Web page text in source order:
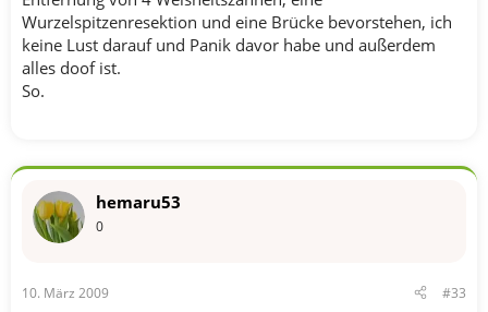
Wurzelspitzenresektion und eine Brücke bevorstehen, ich
keine Lust darauf und Panik davor habe und außerdem
alles doof ist.
So.
hemaru53
0
10. März 2009 #33